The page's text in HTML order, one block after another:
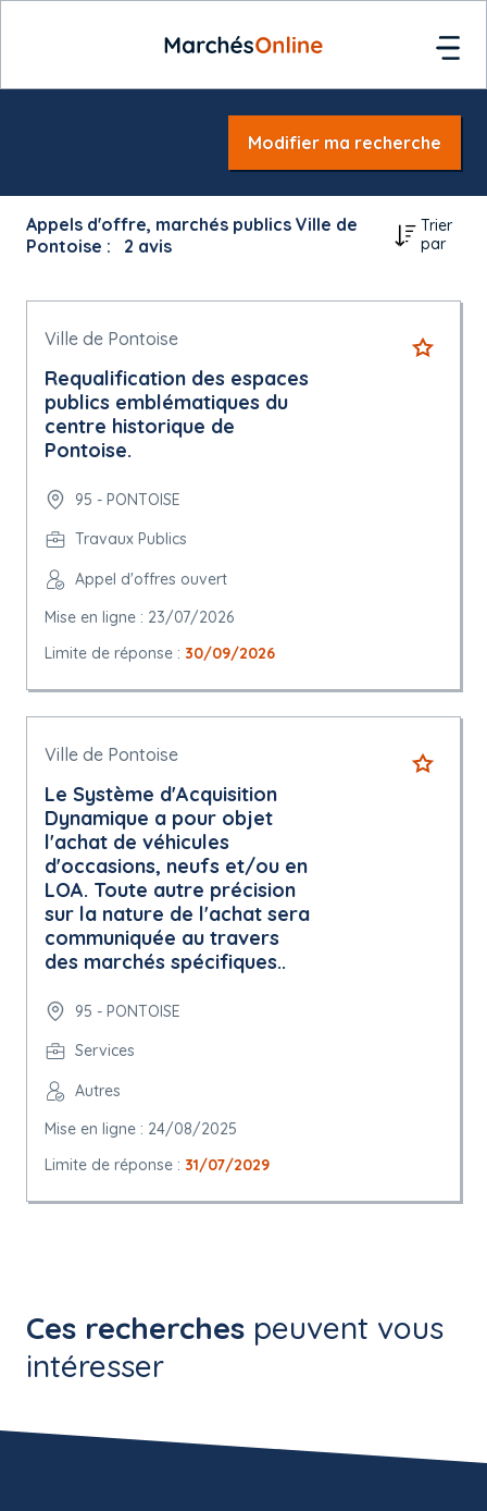
Modifier ma recherche
Appels d'offre, marchés publics Ville de
Pontoise :
2 avis
Trier
par
Ville de Pontoise
Requalification des espaces
publics emblématiques du
centre historique de
Pontoise.
95 - PONTOISE
Travaux Publics
Appel d'offres ouvert
Mise en ligne : 23/07/2026
Limite de réponse : 30/09/2026
Ville de Pontoise
Le Système d'Acquisition
Dynamique a pour objet
l'achat de véhicules
d'occasions, neufs et/ou en
LOA. Toute autre précision
sur la nature de l'achat sera
communiquée au travers
des marchés spécifiques..
95 - PONTOISE
Services
Autres
Mise en ligne : 24/08/2025
Limite de réponse : 31/07/2029
Ces recherches peuvent vous
intéresser